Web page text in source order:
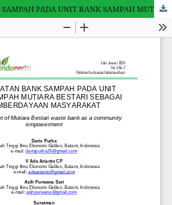
PEMBUATAN BANK SAMPAH PADA UNIT BANK SAMPAH MUTIARA BESTARI SEBAGAI PEMBERDAYAAN MASYARAKAT